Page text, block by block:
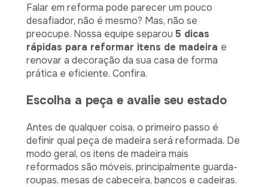
Falar em reforma pode parecer um pouco
desafiador, não é mesmo? Mas, não se
preocupe. Nossa equipe separou 5 dicas
rápidas para reformar itens de madeira e
renovar a decoração da sua casa de forma
prática e eficiente. Confira.
Escolha a peça e avalie seu estado
Antes de qualquer coisa, o primeiro passo é
definir qual peça de madeira será reformada. De
modo geral, os itens de madeira mais
reformados são móveis, principalmente guarda-
roupas, mesas de cabeceira, bancos e cadeiras.